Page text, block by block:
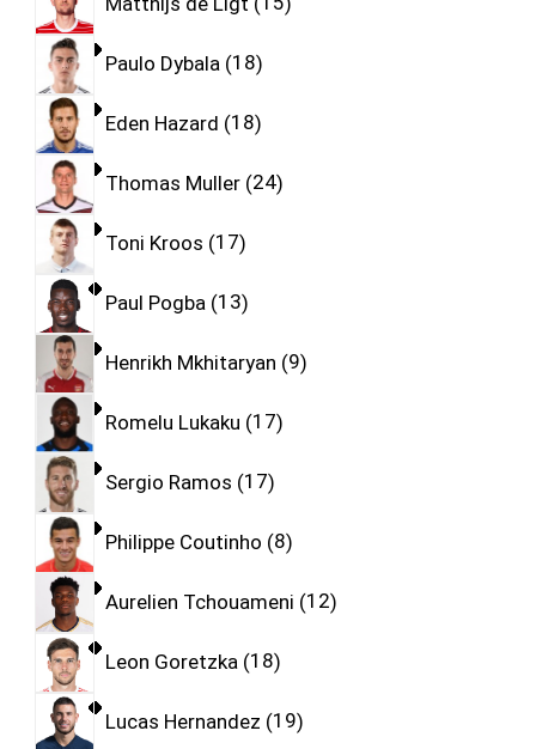
Paulo Dybala 18
Eden Hazard 18
Thomas Muller 24
Toni Kroos 17
Paul Pogba 13
Henrikh Mkhitaryan 9
Romelu Lukaku 17
Sergio Ramos 17
Philippe Coutinho 8
Aurelien Tchouameni 12
Leon Goretzka 18
Lucas Hernandez 19